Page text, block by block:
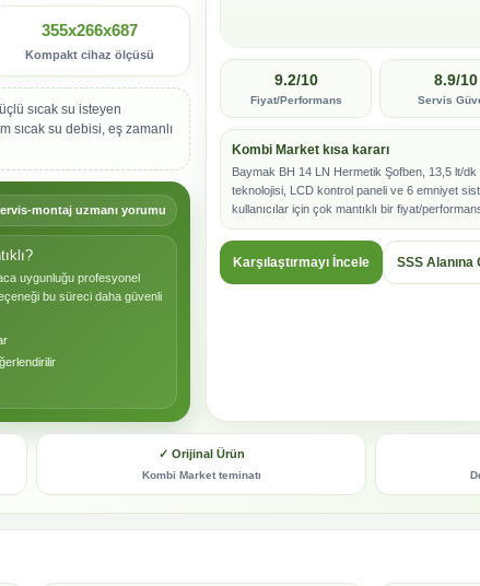
355x266x687
Kompakt cihaz ölçüsü
sıcak su isteyen
sıcak su debisi, eş zamanlı
montaj uzmanı yorumu
uygunluğu profesyonel
bu süreci daha güvenli
9.2/10
Fiyat/Performans
8.9/10
Servis
Kombi Market kısa kararı
Baymak BH 14 LN Hermetik Şofben, 13,5 lt/
teknolojisi, LCD kontrol paneli ve 6 emniyet
kullanıcılar için çok mantıklı bir fiyat/
Karşılaştırmayı İncele SSS Alanına
✓ Orijinal Ürün
Kombi Market teminatı